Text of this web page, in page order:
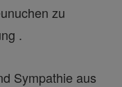
zu
.
Sympathie aus